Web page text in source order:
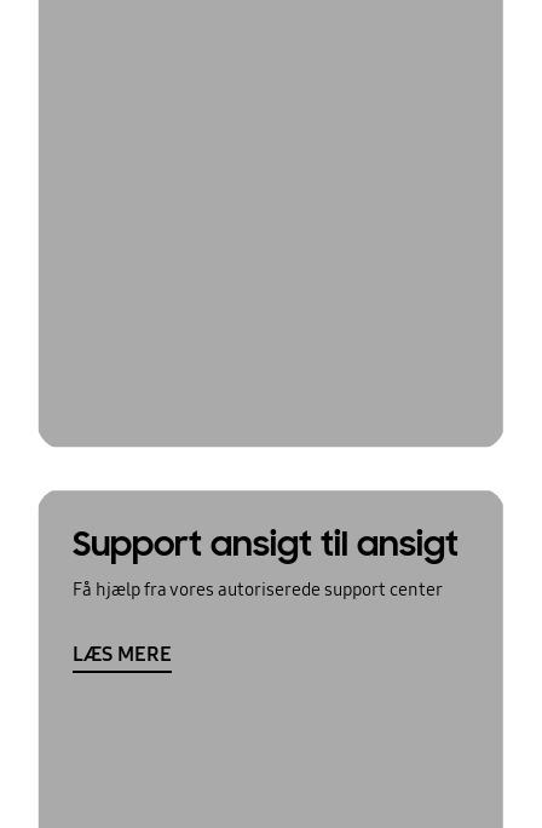
Support ansigt til ansigt
Få hjælp fra vores autoriserede support center
LÆS MERE